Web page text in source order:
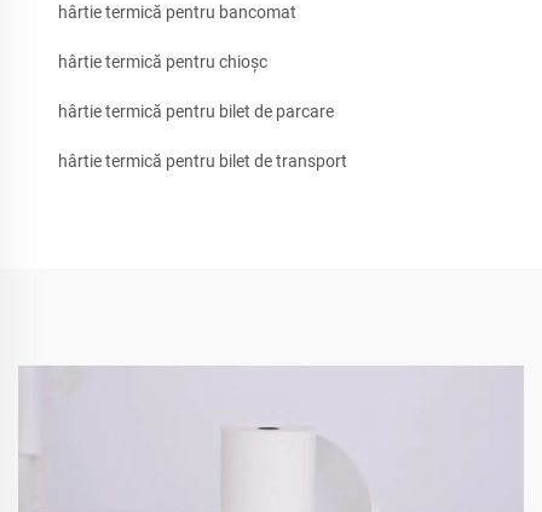
hârtie termică pentru bancomat
hârtie termică pentru chioșc
hârtie termică pentru bilet de parcare
hârtie termică pentru bilet de transport